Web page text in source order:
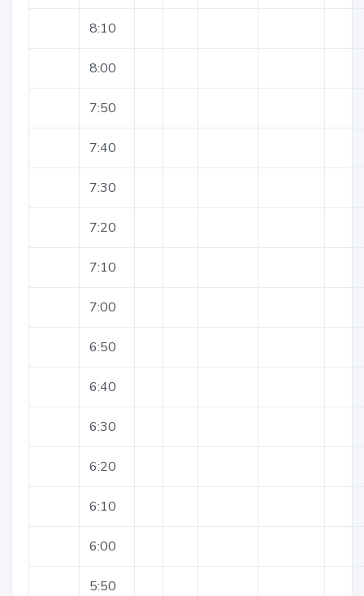
8:10
8:00
7:50
7:40
7:30
7:20
7:10
7:00
6:50
6:40
6:30
6:20
6:10
6:00
5:50